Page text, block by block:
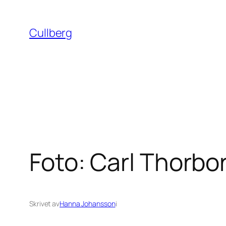
innehåll
Cullberg
Foto: Carl
Skrivet avHanna Johanssoni